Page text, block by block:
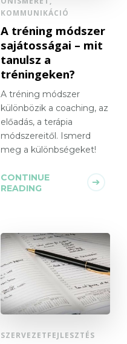
KOMMUNIKÁCIÓ
A tréning módszer
sajátosságai – mit
tanulsz a
tréningeken?
A tréning módszer
különbözik a coaching, az
előadás, a terápia
módszereitől. Ismerd
meg a különbségeket!
CONTINUE
READING
SZERVEZETFEJLESZTÉS